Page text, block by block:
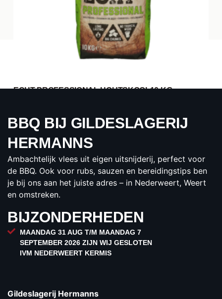
ECHT PROFESSIONAL HOUTSKOOL10 KG
per zak
BESTELLEN
BBQ BIJ GILDESLAGERIJ
HERMANNS
Ambachtelijk vlees uit eigen uitsnijderij, perfect voor
de BBQ. Ook voor rubs, sauzen en bereidingstips ben
je bij ons aan het juiste adres – in Nederweert, Weert
en omstreken.
BIJZONDERHEDEN
MAANDAG 31 AUG T/M MAANDAG 7
SEPTEMBER 2026 ZIJN WIJ GESLOTEN
IVM NEDERWEERT KERMIS
Gildeslagerij Hermanns